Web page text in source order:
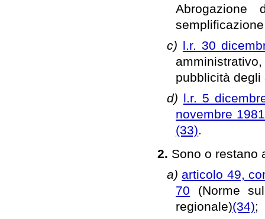
c) l.r. 30
pubblicità degli
d) l.r. 5
novembre
(33).
2. Sono o restano
a) articolo 49,
70 (Norme
regionale)(34);